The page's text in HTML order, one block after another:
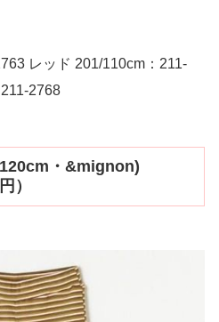
レッド 201/110cm：211-
2768
120cm・&mignon)
）